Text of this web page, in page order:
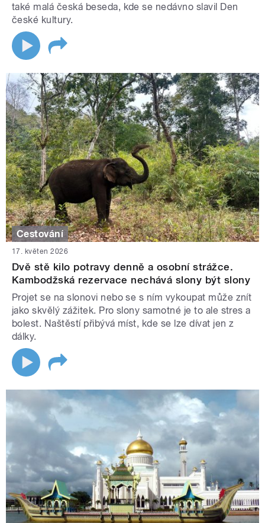
také malá česká beseda, kde se nedávno slavil Den
české kultury.
Cestování
17. květen 2026
Dvě stě kilo potravy denně a osobní strážce.
Kambodžská rezervace nechává slony být slony
Projet se na slonovi nebo se s ním vykoupat může znít
jako skvělý zážitek. Pro slony samotné je to ale stres a
bolest. Naštěstí přibývá míst, kde se lze dívat jen z
dálky.